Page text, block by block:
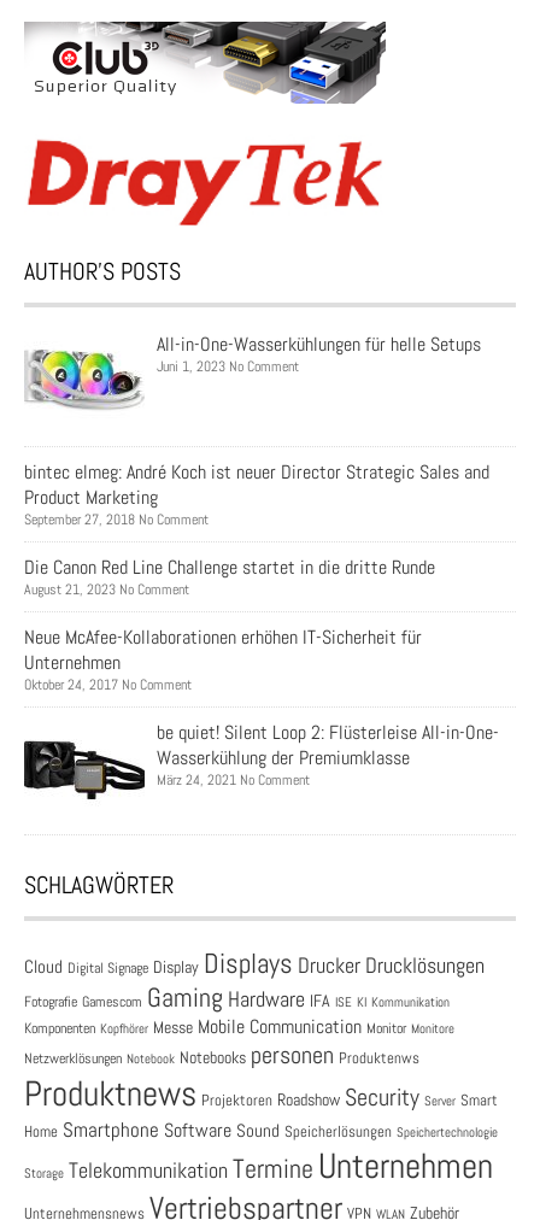
AUTHOR’S POSTS
All-in-One-Wasserkühlungen für helle Setups
Juni 1, 2023 No Comment
bintec elmeg: André Koch ist neuer Director Strategic Sales and
Product Marketing
September 27, 2018 No Comment
Die Canon Red Line Challenge startet in die dritte Runde
August 21, 2023 No Comment
Neue McAfee-Kollaborationen erhöhen IT-Sicherheit für
Unternehmen
Oktober 24, 2017 No Comment
be quiet! Silent Loop 2: Flüsterleise All-in-One-
Wasserkühlung der Premiumklasse
März 24, 2021 No Comment
SCHLAGWÖRTER
Cloud Digital Signage Display Displays Drucker Drucklösungen
Fotografie Gamescom Gaming Hardware IFA ISE KI Kommunikation
Komponenten Kopfhörer Messe Mobile Communication Monitor Monitore
Netzwerklösungen Notebook Notebooks personen Produktenws
Produktnews Projektoren Roadshow Security Server Smart
Home Smartphone Software Sound Speicherlösungen Speichertechnologie
Storage Telekommunikation Termine Unternehmen
Unternehmensnews Vertriebspartner VPN WLAN Zubehör